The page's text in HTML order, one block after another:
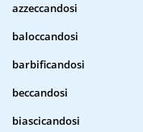
azzeccandosi
baloccandosi
barbificandosi
beccandosi
biascicandosi